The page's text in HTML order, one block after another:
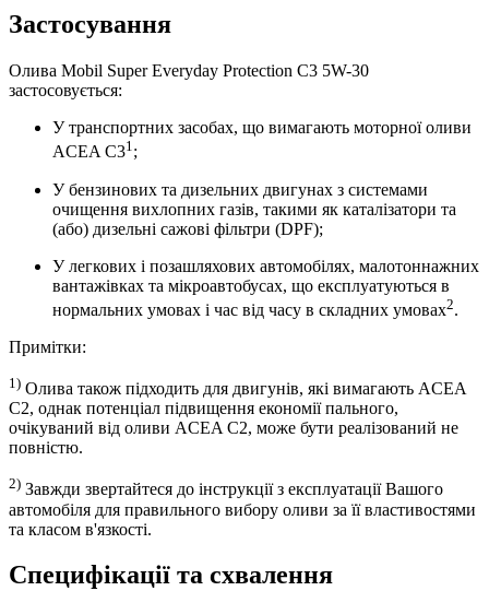
Застосування
Олива Mobil Super Everyday Protection C3 5W-30
застосовується:
У транспортних засобах, що вимагають моторної оливи
ACEA C31;
У бензинових та дизельних двигунах з системами
очищення вихлопних газів, такими як каталізатори та
(або) дизельні сажові фільтри (DPF);
У легкових і позашляхових автомобілях, малотоннажних
вантажівках та мікроавтобусах, що експлуатуються в
нормальних умовах і час від часу в складних умовах2.
Примітки:
1) Олива також підходить для двигунів, які вимагають ACEA
C2, однак потенціал підвищення економії пального,
очікуваний від оливи ACEA C2, може бути реалізований не
повністю.
2) Завжди звертайтеся до інструкції з експлуатації Вашого
автомобіля для правильного вибору оливи за її властивостями
та класом в'язкості.
Специфікації та схвалення